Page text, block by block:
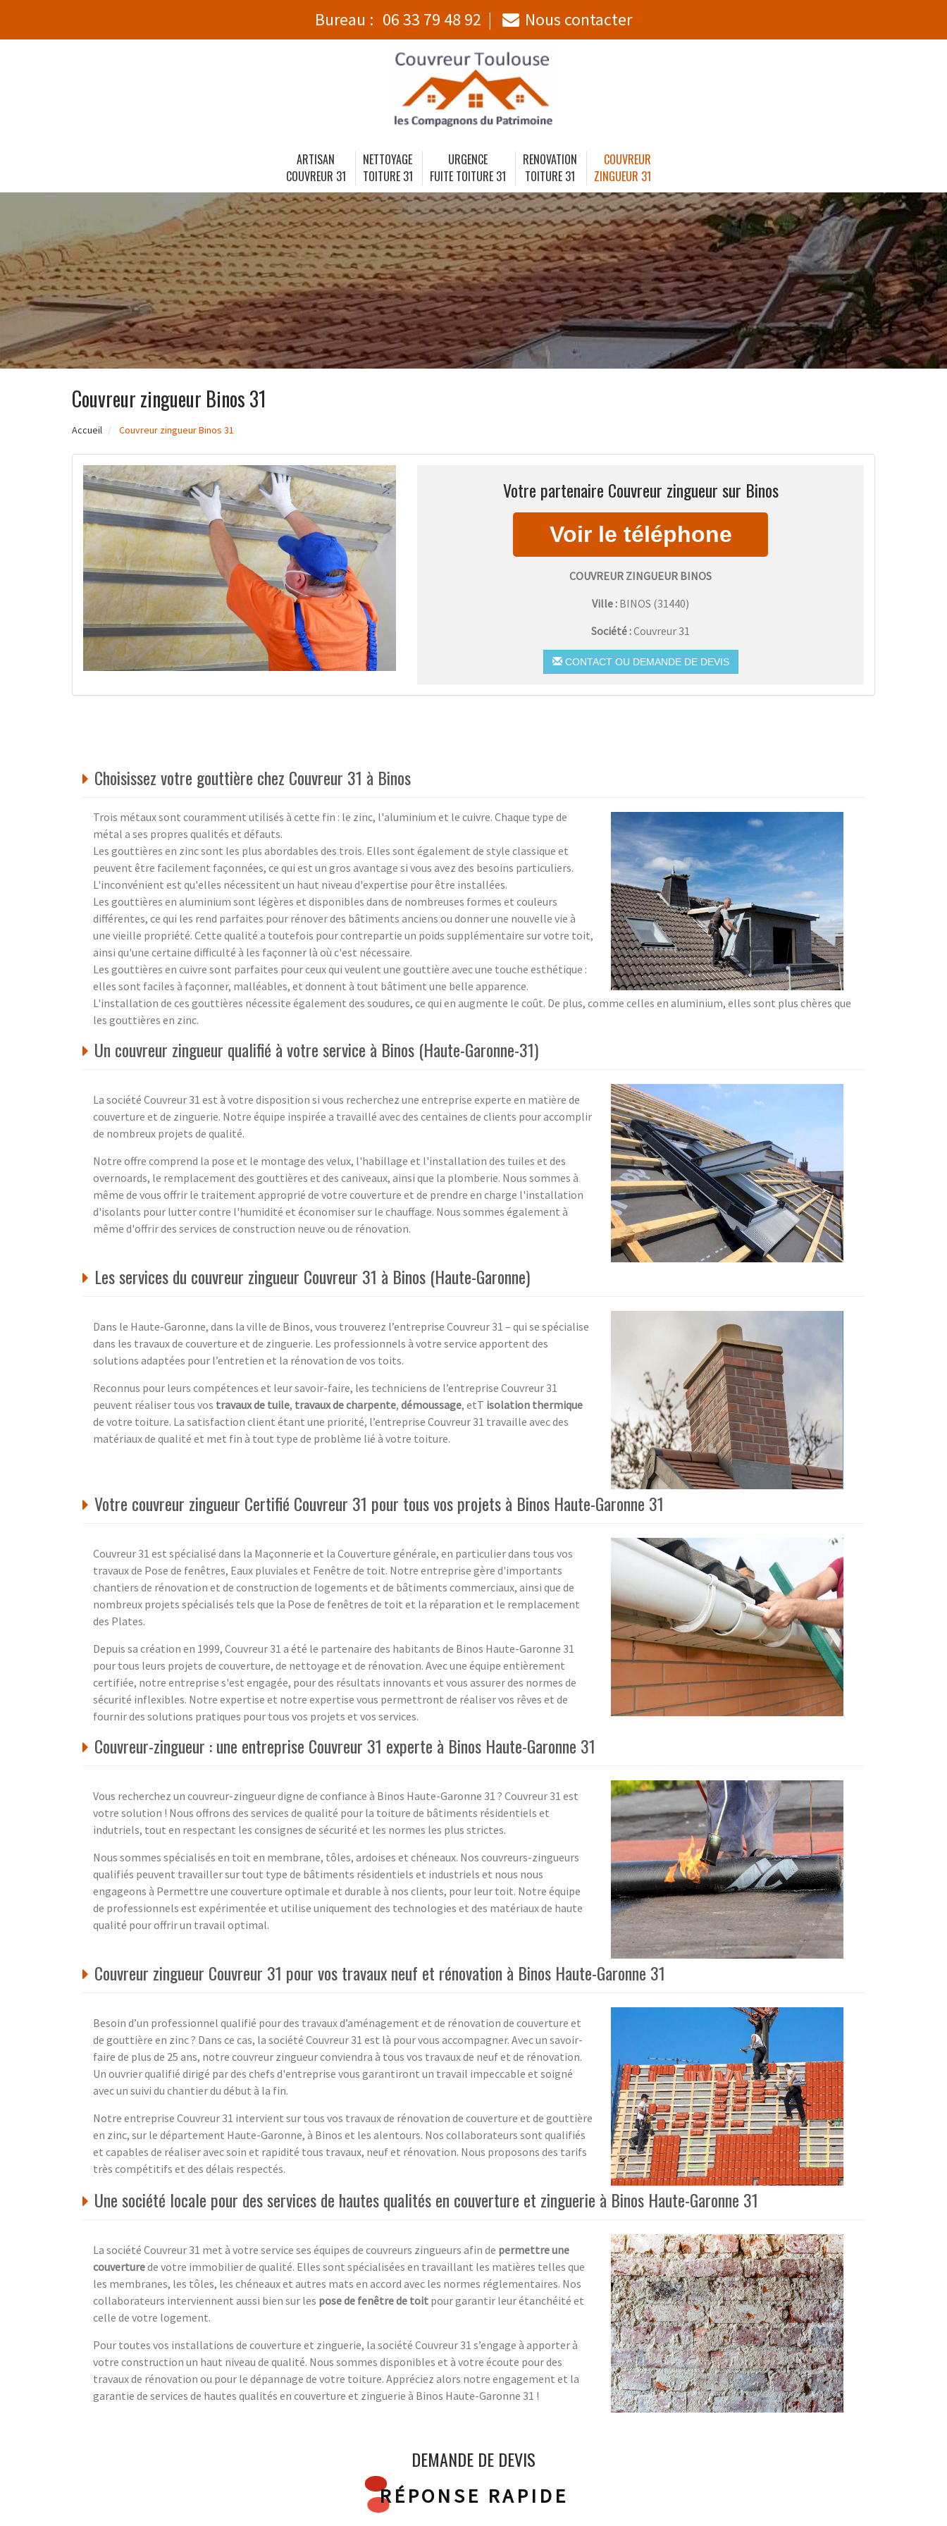
Bureau : 06 33 79 48 92 Nous contacter
ARTISAN
COUVREUR 31
NETTOYAGE
TOITURE 31
URGENCE
FUITE TOITURE 31
RENOVATION
TOITURE 31
COUVREUR
ZINGUEUR 31
Couvreur zingueur Binos 31
Accueil Couvreur zingueur Binos 31
Votre partenaire Couvreur zingueur sur Binos
COUVREUR ZINGUEUR BINOS
Ville : BINOS (31440)
Société :Couvreur 31
CONTACT OU DEMANDE DE DEVIS
Choisissez votre gouttière chez Couvreur 31 à Binos
Trois métaux sont couramment utilisés à cette fin : le zinc, l'aluminium et le cuivre. Chaque type de
métal a ses propres qualités et défauts.
Les gouttières en zinc sont les plus abordables des trois. Elles sont également de style classique et
peuvent être facilement façonnées, ce qui est un gros avantage si vous avez des besoins particuliers.
L'inconvénient est qu'elles nécessitent un haut niveau d'expertise pour être installées.
Les gouttières en aluminium sont légères et disponibles dans de nombreuses formes et couleurs
différentes, ce qui les rend parfaites pour rénover des bâtiments anciens ou donner une nouvelle vie à
une vieille propriété. Cette qualité a toutefois pour contrepartie un poids supplémentaire sur votre toit,
ainsi qu'une certaine difficulté à les façonner là où c'est nécessaire.
Les gouttières en cuivre sont parfaites pour ceux qui veulent une gouttière avec une touche esthétique :
elles sont faciles à façonner, malléables, et donnent à tout bâtiment une belle apparence.
L'installation de ces gouttières nécessite également des soudures, ce qui en augmente le coût. De plus, comme celles en aluminium, elles sont plus chères que
les gouttières en zinc.
Un couvreur zingueur qualifié à votre service à Binos (Haute-Garonne-31)
La société Couvreur 31 est à votre disposition si vous recherchez une entreprise experte en matière de
couverture et de zinguerie. Notre équipe inspirée a travaillé avec des centaines de clients pour accomplir
de nombreux projets de qualité.
Notre offre comprend la pose et le montage des velux, l'habillage et l'installation des tuiles et des
overnoards, le remplacement des gouttières et des caniveaux, ainsi que la plomberie. Nous sommes à
même de vous offrir le traitement approprié de votre couverture et de prendre en charge l'installation
d'isolants pour lutter contre l'humidité et économiser sur le chauffage. Nous sommes également à
même d'offrir des services de construction neuve ou de rénovation.
Les services du couvreur zingueur Couvreur 31 à Binos (Haute-Garonne)
Dans le Haute-Garonne, dans la ville de Binos, vous trouverez l’entreprise Couvreur 31 – qui se spécialise
dans les travaux de couverture et de zinguerie. Les professionnels à votre service apportent des
solutions adaptées pour l’entretien et la rénovation de vos toits.
Reconnus pour leurs compétences et leur savoir-faire, les techniciens de l’entreprise Couvreur 31
peuvent réaliser tous vos travaux de tuile, travaux de charpente, démoussage, etT isolation thermique
de votre toiture. La satisfaction client étant une priorité, l’entreprise Couvreur 31 travaille avec des
matériaux de qualité et met fin à tout type de problème lié à votre toiture.
Votre couvreur zingueur Certifié Couvreur 31 pour tous vos projets à Binos Haute-Garonne 31
Couvreur 31 est spécialisé dans la Maçonnerie et la Couverture générale, en particulier dans tous vos
travaux de Pose de fenêtres, Eaux pluviales et Fenêtre de toit. Notre entreprise gère d'importants
chantiers de rénovation et de construction de logements et de bâtiments commerciaux, ainsi que de
nombreux projets spécialisés tels que la Pose de fenêtres de toit et la réparation et le remplacement
des Plates.
Depuis sa création en 1999, Couvreur 31 a été le partenaire des habitants de Binos Haute-Garonne 31
pour tous leurs projets de couverture, de nettoyage et de rénovation. Avec une équipe entièrement
certifiée, notre entreprise s'est engagée, pour des résultats innovants et vous assurer des normes de
sécurité inflexibles. Notre expertise et notre expertise vous permettront de réaliser vos rêves et de
fournir des solutions pratiques pour tous vos projets et vos services.
Couvreur-zingueur : une entreprise Couvreur 31 experte à Binos Haute-Garonne 31
Vous recherchez un couvreur-zingueur digne de confiance à Binos Haute-Garonne 31 ? Couvreur 31 est
votre solution ! Nous offrons des services de qualité pour la toiture de bâtiments résidentiels et
indutriels, tout en respectant les consignes de sécurité et les normes les plus strictes.
Nous sommes spécialisés en toit en membrane, tôles, ardoises et chéneaux. Nos couvreurs-zingueurs
qualifiés peuvent travailler sur tout type de bâtiments résidentiels et industriels et nous nous
engageons à Permettre une couverture optimale et durable à nos clients, pour leur toit. Notre équipe
de professionnels est expérimentée et utilise uniquement des technologies et des matériaux de haute
qualité pour offrir un travail optimal.
Couvreur zingueur Couvreur 31 pour vos travaux neuf et rénovation à Binos Haute-Garonne 31
Besoin d’un professionnel qualifié pour des travaux d’aménagement et de rénovation de couverture et
de gouttière en zinc ? Dans ce cas, la société Couvreur 31 est là pour vous accompagner. Avec un savoir-
faire de plus de 25 ans, notre couvreur zingueur conviendra à tous vos travaux de neuf et de rénovation.
Un ouvrier qualifié dirigé par des chefs d'entreprise vous garantiront un travail impeccable et soigné
avec un suivi du chantier du début à la fin.
Notre entreprise Couvreur 31 intervient sur tous vos travaux de rénovation de couverture et de gouttière
en zinc, sur le département Haute-Garonne, à Binos et les alentours. Nos collaborateurs sont qualifiés
et capables de réaliser avec soin et rapidité tous travaux, neuf et rénovation. Nous proposons des tarifs
très compétitifs et des délais respectés.
Une société locale pour des services de hautes qualités en couverture et zinguerie à Binos Haute-Garonne 31
La société Couvreur 31 met à votre service ses équipes de couvreurs zingueurs afin de permettre une
couverturede votre immobilier de qualité. Elles sont spécialisées en travaillant les matières telles que
les membranes, les tôles, les chéneaux et autres mats en accord avec les normes réglementaires. Nos
collaborateurs interviennent aussi bien sur les pose de fenêtre de toit pour garantir leur étanchéité et
celle de votre logement.
Pour toutes vos installations de couverture et zinguerie, la société Couvreur 31 s’engage à apporter à
votre construction un haut niveau de qualité. Nous sommes disponibles et à votre écoute pour des
travaux de rénovation ou pour le dépannage de votre toiture. Appréciez alors notre engagement et la
garantie de services de hautes qualités en couverture et zinguerie à Binos Haute-Garonne 31 !
DEMANDE DE DEVIS
RÉPONSE RAPIDE